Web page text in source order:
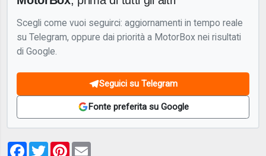
Scegli come vuoi seguirci: aggiornamenti in tempo reale
su Telegram, oppure dai priorità a MotorBox nei risultati
di Google.
Seguici su Telegram
Fonte preferita su Google
Facebook
TwitterPinterest